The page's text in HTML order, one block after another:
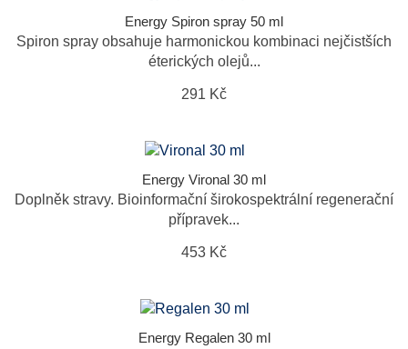
Energy Spiron spray 50 ml
Spiron spray obsahuje harmonickou kombinaci nejčistších
éterických olejů...
291 Kč
Energy Vironal 30 ml
Doplněk stravy. Bioinformační širokospektrální regenerační
přípravek...
453 Kč
Energy Regalen 30 ml